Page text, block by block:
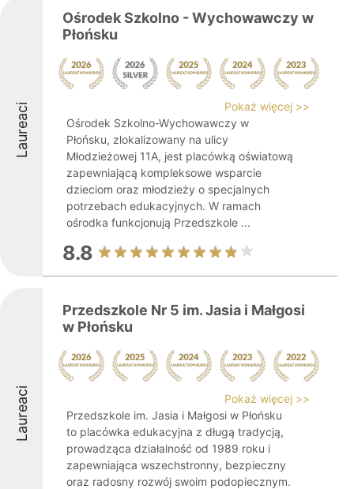
Laureaci
Ośrodek Szkolno - Wychowawczy w
Płońsku
Pokaż więcej >>
Ośrodek Szkolno-Wychowawczy w
Płońsku, zlokalizowany na ulicy
Młodzieżowej 11A, jest placówką oświatową
zapewniającą kompleksowe wsparcie
dzieciom oraz młodzieży o specjalnych
potrzebach edukacyjnych. W ramach
ośrodka funkcjonują Przedszkole ...
8.8
Laureaci
Przedszkole Nr 5 im. Jasia i Małgosi
w Płońsku
Pokaż więcej >>
Przedszkole im. Jasia i Małgosi w Płońsku
to placówka edukacyjna z długą tradycją,
prowadząca działalność od 1989 roku i
zapewniająca wszechstronny, bezpieczny
oraz radosny rozwój swoim podopiecznym.